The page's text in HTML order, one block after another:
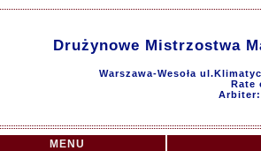
Drużynowe Mistrzostwa
Warszawa-Wesoła
Rate
MENU